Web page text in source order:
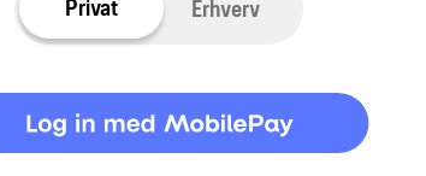
Privat Erhverv